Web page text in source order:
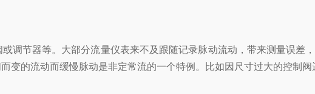
节器等。大部分流量仪表来不及跟随记录脉动流动，带来测量误差
变的流动而缓慢脉动是非定常流的一个特例。比如因尺寸过大的控制阀